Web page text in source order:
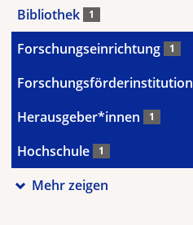
Bibliothek 1
Forschungseinrichtung 1
Forschungsförderinstitution
Herausgeber*innen 1
Hochschule 1
Mehr zeigen